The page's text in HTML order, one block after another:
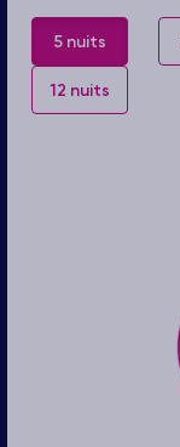
5 nuits
12 nuits